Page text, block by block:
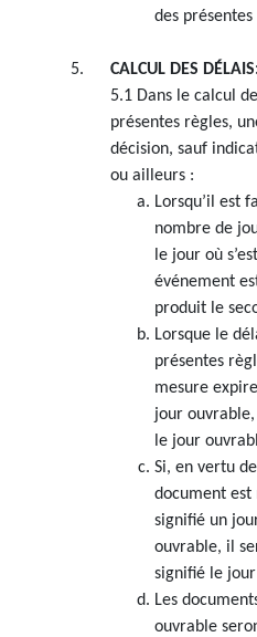
des
CALCUL DES
5.1 Dans le calcul
présentes règles,
décision, sauf
ou ailleurs :
Lorsqu’il est
nombre de
le jour où
événement
produit le
Lorsque le
présentes
mesure
jour
le jour
Si, en vertu
document
signifié un
ouvrable, il
signifié le
Les
ouvrable